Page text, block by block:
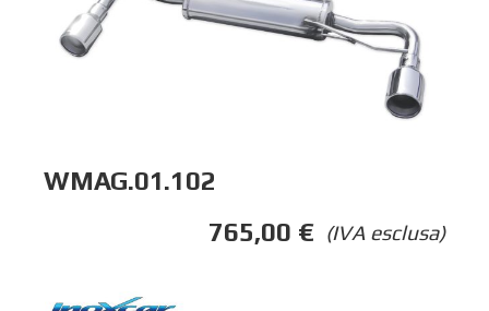
WMAG.01.102
(IVA esclusa)
765,00 €